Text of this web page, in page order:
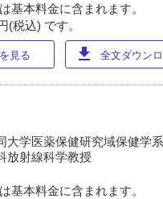
基本料金に含まれます。
税込) です。
見る download 全文ダウン
学医薬保健研究域保健学
放射線科学教授
基本料金に含まれます。